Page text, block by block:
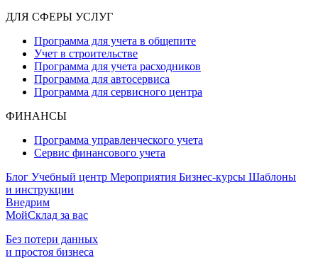
ДЛЯ СФЕРЫ УСЛУГ
Программа для учета в общепите
Учет в строительстве
Программа для учета расходников
Программа для автосервиса
Программа для сервисного центра
ФИНАНСЫ
Программа управленческого учета
Сервис финансового учета
Блог Учебный центр Мероприятия Бизнес-курсы Шаблоны
и инструкции
Внедрим
МойСклад за вас
Без потери данных
и простоя бизнеса